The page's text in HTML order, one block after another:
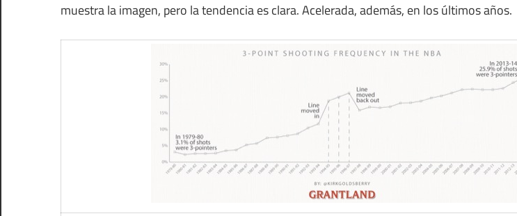
muestra la imagen, pero la tendencia es clara. Acelerada, además, en los últimos años.